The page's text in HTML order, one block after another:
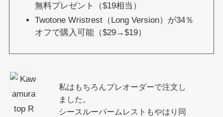
無料プレゼント（$19相当）
Twotone Wristrest（Long Version）が34％
オフで購入可能（$29→$19）
私はもちろんプレオーダーで注文し
ました。
シースルーパームレストもやはり同